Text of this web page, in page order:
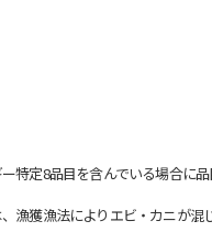
定8品目を含んでいる場合に品
獲漁法によりエビ・カニが